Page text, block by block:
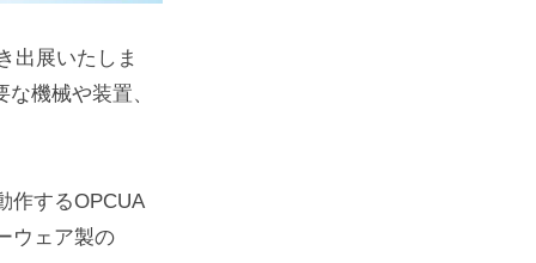
出展いたしま
機械や装置、
作するOPCUA
ウェア製の